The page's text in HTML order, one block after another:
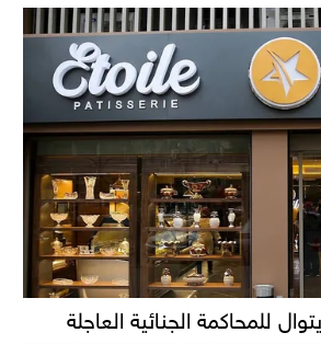
للمحاكمة الجنائية العاجلة